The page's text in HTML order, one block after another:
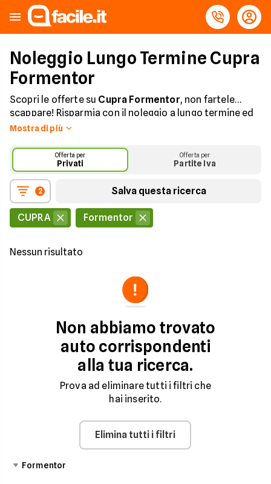
Noleggio Lungo Termine Cupra
Formentor
Scopri le offerte su Cupra Formentor, non fartele
scappare! Risparmia con il noleggio a lungo termine ed
ottieni Cupra Formentor ad un prezzo imbattibile.
straordinaria sempre inclusi.
Mostra di più
Offerta per
Privati
Offerta per
Partite Iva
2 Salva questa ricerca
CUPRA Formentor
Nessun risultato
Non abbiamo trovato
auto corrispondenti
alla tua ricerca.
Prova ad eliminare tutti i filtri che
hai inserito.
Elimina tutti i filtri
Formentor